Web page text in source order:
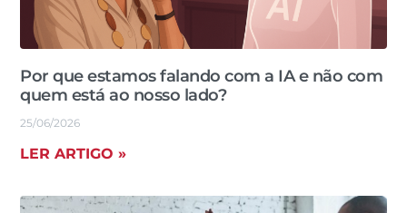
Por que estamos falando com a IA e não com
quem está ao nosso lado?
25/06/2026
LER ARTIGO »